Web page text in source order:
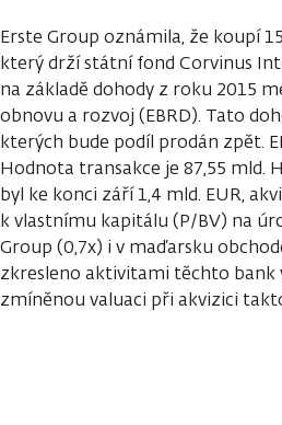
Erste Group oznámila, že koupí
který drží státní fond Corvinus
na základě dohody z roku 2015
obnovu a rozvoj (EBRD). Tato
kterých bude podíl prodán zpět.
Hodnota transakce je 87,55 mld.
byl ke konci září 1,4 mld. EUR,
k vlastnímu kapitálu (P/BV) na
Group (0,7x) i v maďarsku
zkresleno aktivitami těchto bank
zmíněnou valuaci při akvizici